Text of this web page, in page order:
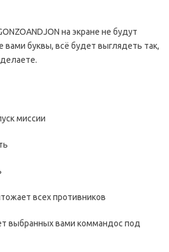
на экране не будут
вами буквы, всё будет выглядеть так,
миссии
всех противников
выбранных вами коммандос под